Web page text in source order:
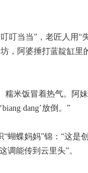
叮当当”，老匠人用
，阿婆捶打蓝靛缸里
米饭冒着热气。阿
dang’放倒。”
蝴蝶妈妈”锦：“这是
调能传到云里头”。